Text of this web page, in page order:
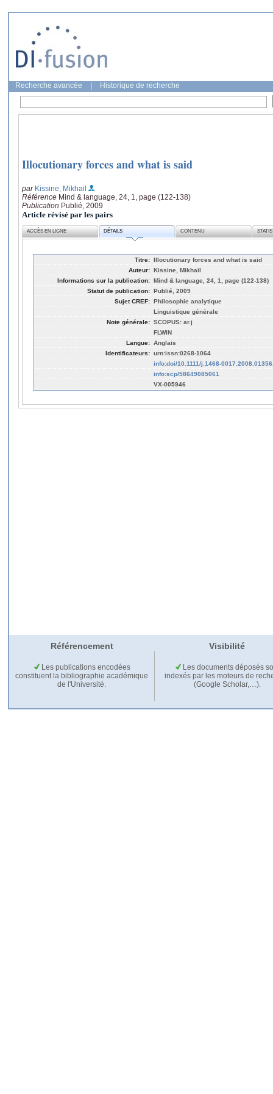
Recherche avancée Historique de recherche
Illocutionary forces and what is said
par Kissine, Mikhail
Référence Mind & language, 24, 1, page (122-138)
Publication Publié, 2009
Article révisé par les pairs
ACCÈS EN LIGNE DÉTAILS CONTENU
Titre: Illocutionary forces and what is said
Auteur: Kissine, Mikhail
Informations sur la publication: Mind & language, 24, 1, page (122-138)
Statut de publication: Publié, 2009
Sujet CREF: Philosophie analytique
Linguistique générale
Note générale: SCOPUS: ar.j
FLWIN
Langue: Anglais
Identificateurs: urn:issn:0268-1064
info:doi/10.1111/j.1468-
info:scp/58649085061
VX-005946
Référencement Visibilité
Les publications encodées
constituent la bibliographie académique
de l'Université.
Les documents déposés
indexés par les moteurs de
(Google Scholar,…).